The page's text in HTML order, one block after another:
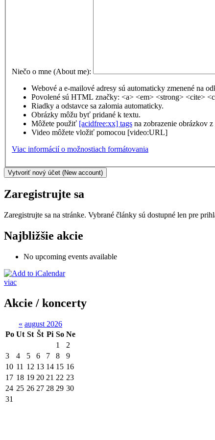
Niečo o mne (About me):
Webové a e-mailové adresy sú automaticky zmenené na
Povolené sú HTML značky: <a> <em> <strong> <cite>
Riadky a odstavce sa zalomia automaticky.
Obrázky môžu byť pridané k textu.
Môžete použiť [acidfree:xx] tags na zobrazenie obrázkov z
Video môžete vložiť pomocou [video:URL]
Viac informácií o možnostiach formátovania
Zaregistrujte sa
Zaregistrujte sa na stránke. Vybrané články sú dostupné len pre
Najbližšie akcie
No upcoming events available
viac
Akcie / koncerty
« august 2026
Po Ut St Št Pi So Ne
1
2
3
4 5 6 7 8
9
10 11 12 13 14 15 16
17 18 19 20 21 22 23
24 25 26 27 28 29 30
31